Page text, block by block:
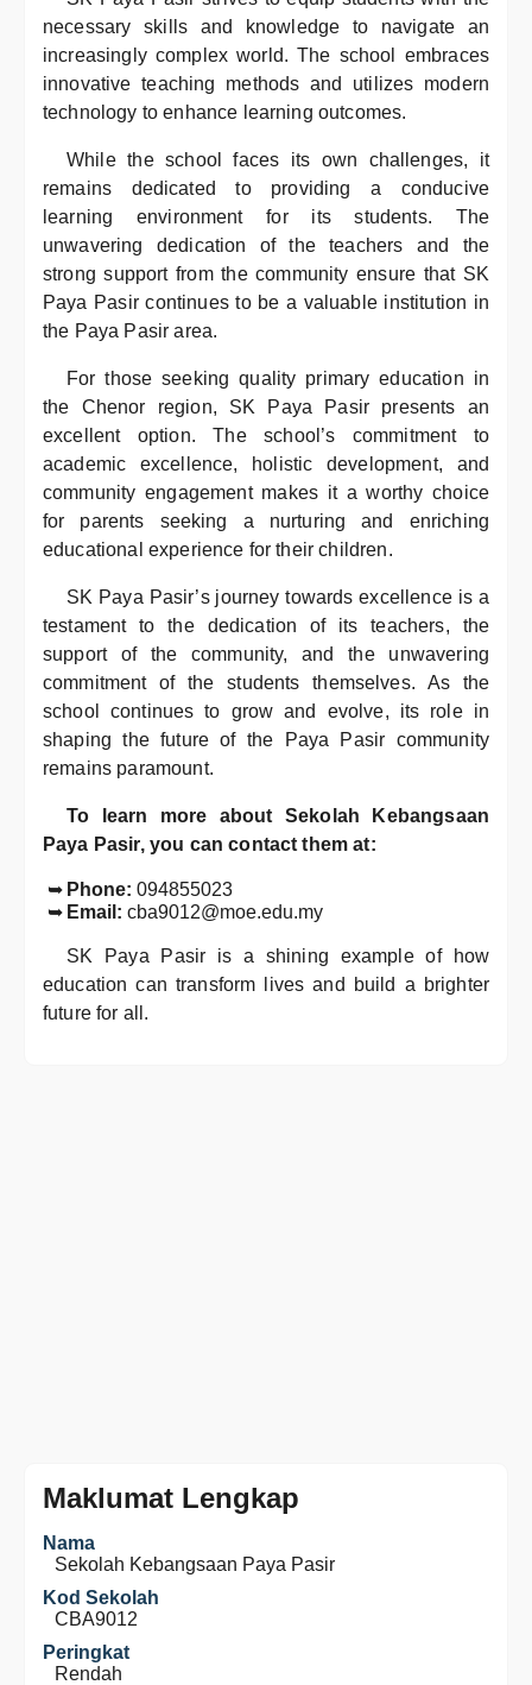
necessary skills and knowledge to navigate an
increasingly complex world. The school embraces
innovative teaching methods and utilizes modern
technology to enhance learning outcomes.
While the school faces its own challenges, it
remains dedicated to providing a conducive
learning environment for its students. The
unwavering dedication of the teachers and the
strong support from the community ensure that SK
Paya Pasir continues to be a valuable institution in
the Paya Pasir area.
For those seeking quality primary education in
the Chenor region, SK Paya Pasir presents an
excellent option. The school’s commitment to
academic excellence, holistic development, and
community engagement makes it a worthy choice
for parents seeking a nurturing and enriching
educational experience for their children.
SK Paya Pasir’s journey towards excellence is a
testament to the dedication of its teachers, the
support of the community, and the unwavering
commitment of the students themselves. As the
school continues to grow and evolve, its role in
shaping the future of the Paya Pasir community
remains paramount.
To learn more about Sekolah Kebangsaan
Paya Pasir, you can contact them at:
Phone: 094855023
Email: cba9012@moe.edu.my
SK Paya Pasir is a shining example of how
education can transform lives and build a brighter
future for all.
Maklumat Lengkap
Nama
Sekolah Kebangsaan Paya Pasir
Kod Sekolah
CBA9012
Peringkat
Rendah